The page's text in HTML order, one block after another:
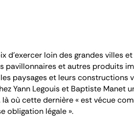
d’exercer loin des grandes villes
pavillonnaires et autres produits
paysages et leurs constructions
Yann Legouis et Baptiste Manet
là où cette dernière « est vécue
obligation légale ».